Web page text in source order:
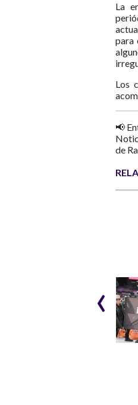
La
para
Los
📢
de
inmuebles de
Cenabastos para
‹